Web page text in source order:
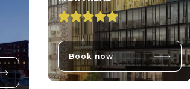
Book now